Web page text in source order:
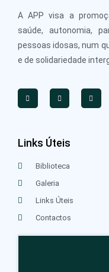
A APP visa a
saúde, autonomia,
pessoas idosas, num
e de solidariedade
Links Úteis
Biblioteca
Galeria
Links Úteis
Contactos